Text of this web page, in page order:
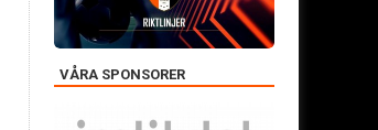
VÅRA SPONSORER